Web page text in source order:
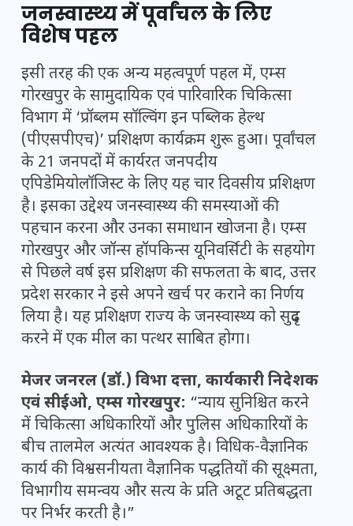
जनस्वास्थ्य में पूर्वांचल के लिए
विशेष पहल
इसी तरह की एक अन्य महत्वपूर्ण पहल में, एम्स
गोरखपुर के सामुदायिक एवं पारिवारिक चिकित्सा
विभाग में ‘प्रॉब्लम सॉल्विंग इन पब्लिक हेल्थ
(पीएसपीएच)’ प्रशिक्षण कार्यक्रम शुरू हुआ। पूर्वांचल
के 21 जनपदों में कार्यरत जनपदीय
एपिडेमियोलॉजिस्ट के लिए यह चार दिवसीय प्रशिक्षण
है। इसका उद्देश्य जनस्वास्थ्य की समस्याओं की
पहचान करना और उनका समाधान खोजना है। एम्स
गोरखपुर और जॉन्स हॉपकिन्स यूनिवर्सिटी के सहयोग
से पिछले वर्ष इस प्रशिक्षण की सफलता के बाद, उत्तर
प्रदेश सरकार ने इसे अपने खर्च पर कराने का निर्णय
लिया है। यह प्रशिक्षण राज्य के जनस्वास्थ्य को सुदृढ़
करने में एक मील का पत्थर साबित होगा।
मेजर जनरल (डॉ.) विभा दत्ता, कार्यकारी निदेशक
एवं सीईओ, एम्स गोरखपुर: “न्याय सुनिश्चित करने
में चिकित्सा अधिकारियों और पुलिस अधिकारियों के
बीच तालमेल अत्यंत आवश्यक है। विधिक-वैज्ञानिक
कार्य की विश्वसनीयता वैज्ञानिक पद्धतियों की सूक्ष्मता,
विभागीय समन्वय और सत्य के प्रति अटूट प्रतिबद्धता
पर निर्भर करती है।”